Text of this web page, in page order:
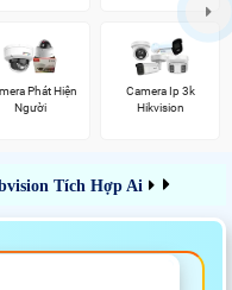
Phát Hiện
Người
Camera Ip 3k
Hikvision
Tích Hợp Ai